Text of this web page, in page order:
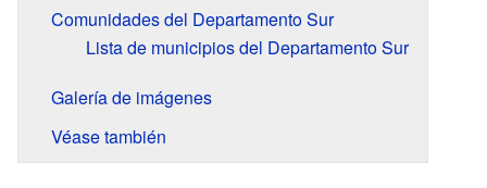
Comunidades del Departamento Sur
Lista de municipios del Departamento Sur
Galería de imágenes
Véase también